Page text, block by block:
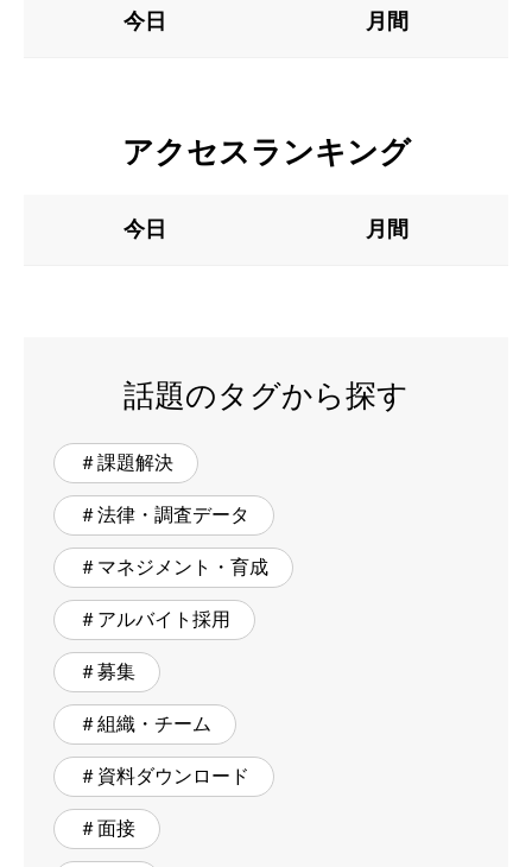
今日 月間
アクセスランキング
今日 月間
話題のタグから探す
＃課題解決
＃法律・調査データ
＃マネジメント・育成
＃アルバイト採用
＃募集
＃組織・チーム
＃資料ダウンロード
＃面接